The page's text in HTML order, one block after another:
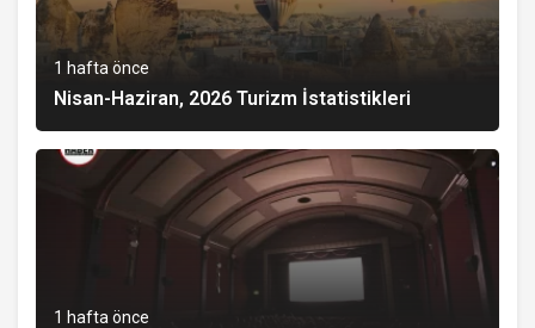
1 hafta önce
Nisan-Haziran, 2026 Turizm İstatistikleri
1 hafta önce